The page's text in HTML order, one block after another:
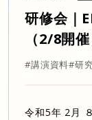
研修会｜
（2/8開
#講演資料#研
令和5年 2月